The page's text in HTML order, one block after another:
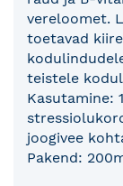
vereloomet.
toetavad
teistele
Kasutamine:
joogivee
Pakend: